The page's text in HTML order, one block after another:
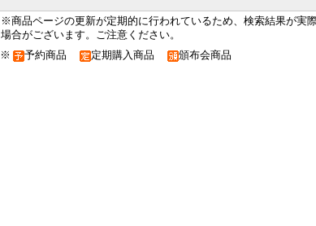
※商品ページの更新が定期的に行われているため、検索結果が実
場合がございます。ご注意ください。
※ 予約商品 定期購入商品 頒布会商品